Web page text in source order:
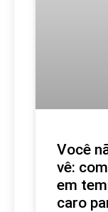
Você
vê:
em
caro